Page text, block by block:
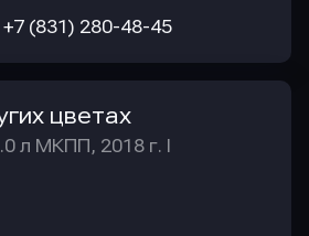
+7 (831) 280-48-45
цветах
л МКПП, 2018 г. I